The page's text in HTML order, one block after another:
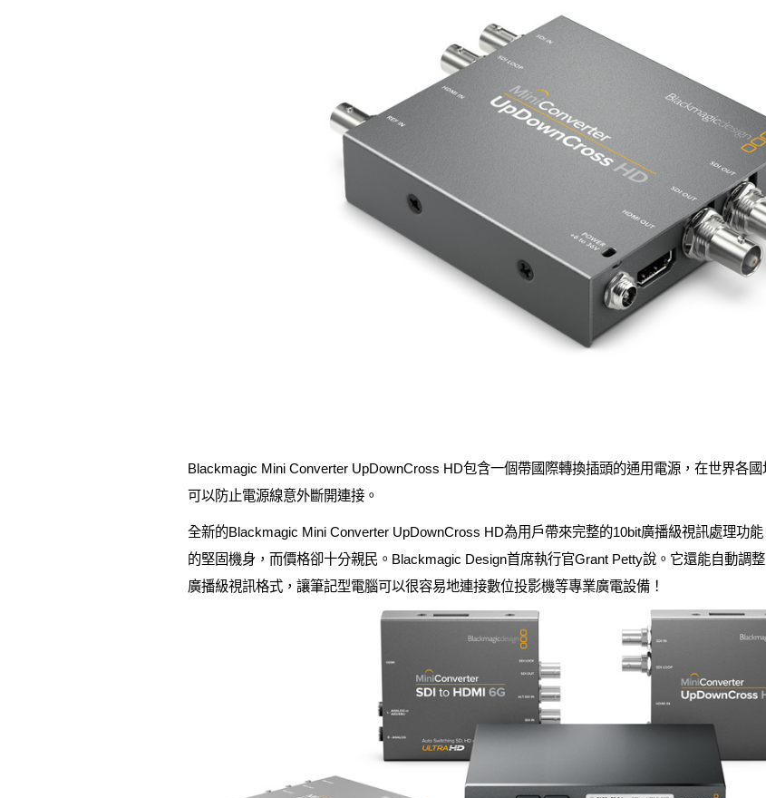
Blackmagic Mini Converter UpDownCross HD包含一個帶國際轉換插頭的通用電源，在世界各
可以防止電源線意外斷開連接。
全新的Blackmagic Mini Converter UpDownCross HD為用戶帶來完整的10bit廣播級視訊處理功
的堅固機身，而價格卻十分親民。Blackmagic Design首席執行官Grant Petty說。它還能自動調
廣播級視訊格式，讓筆記型電腦可以很容易地連接數位投影機等專業廣電設備！